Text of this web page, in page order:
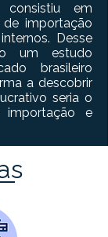
em
de importação
Desse
um estudo
brasileiro
a descobrir
seria o
importação e